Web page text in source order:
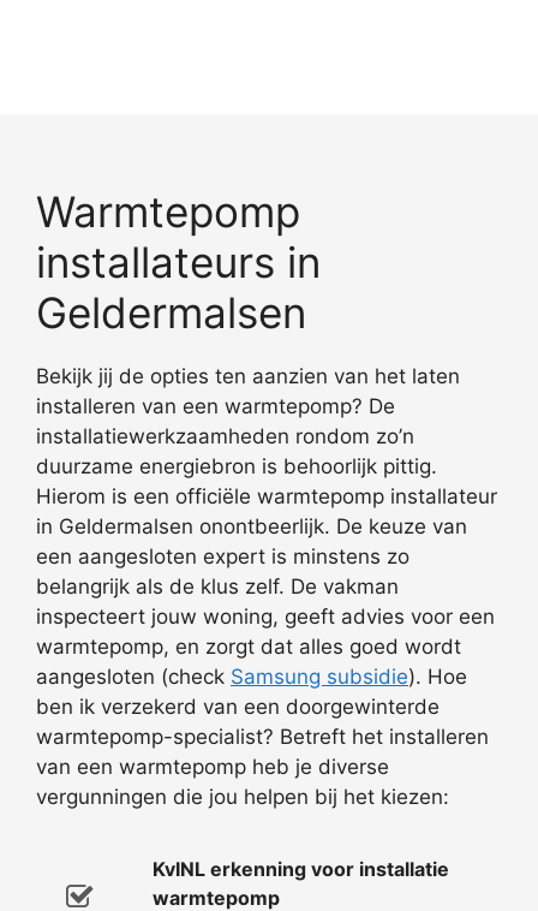
Warmtepomp
installateurs in
Geldermalsen
Bekijk jij de opties ten aanzien van het laten
installeren van een warmtepomp? De
installatiewerkzaamheden rondom zo’n
duurzame energiebron is behoorlijk pittig.
Hierom is een officiële warmtepomp installateur
in Geldermalsen onontbeerlijk. De keuze van
een aangesloten expert is minstens zo
belangrijk als de klus zelf. De vakman
inspecteert jouw woning, geeft advies voor een
warmtepomp, en zorgt dat alles goed wordt
aangesloten (check Samsung subsidie). Hoe
ben ik verzekerd van een doorgewinterde
warmtepomp-specialist? Betreft het installeren
van een warmtepomp heb je diverse
vergunningen die jou helpen bij het kiezen:
KvINL erkenning voor installatie
warmtepomp